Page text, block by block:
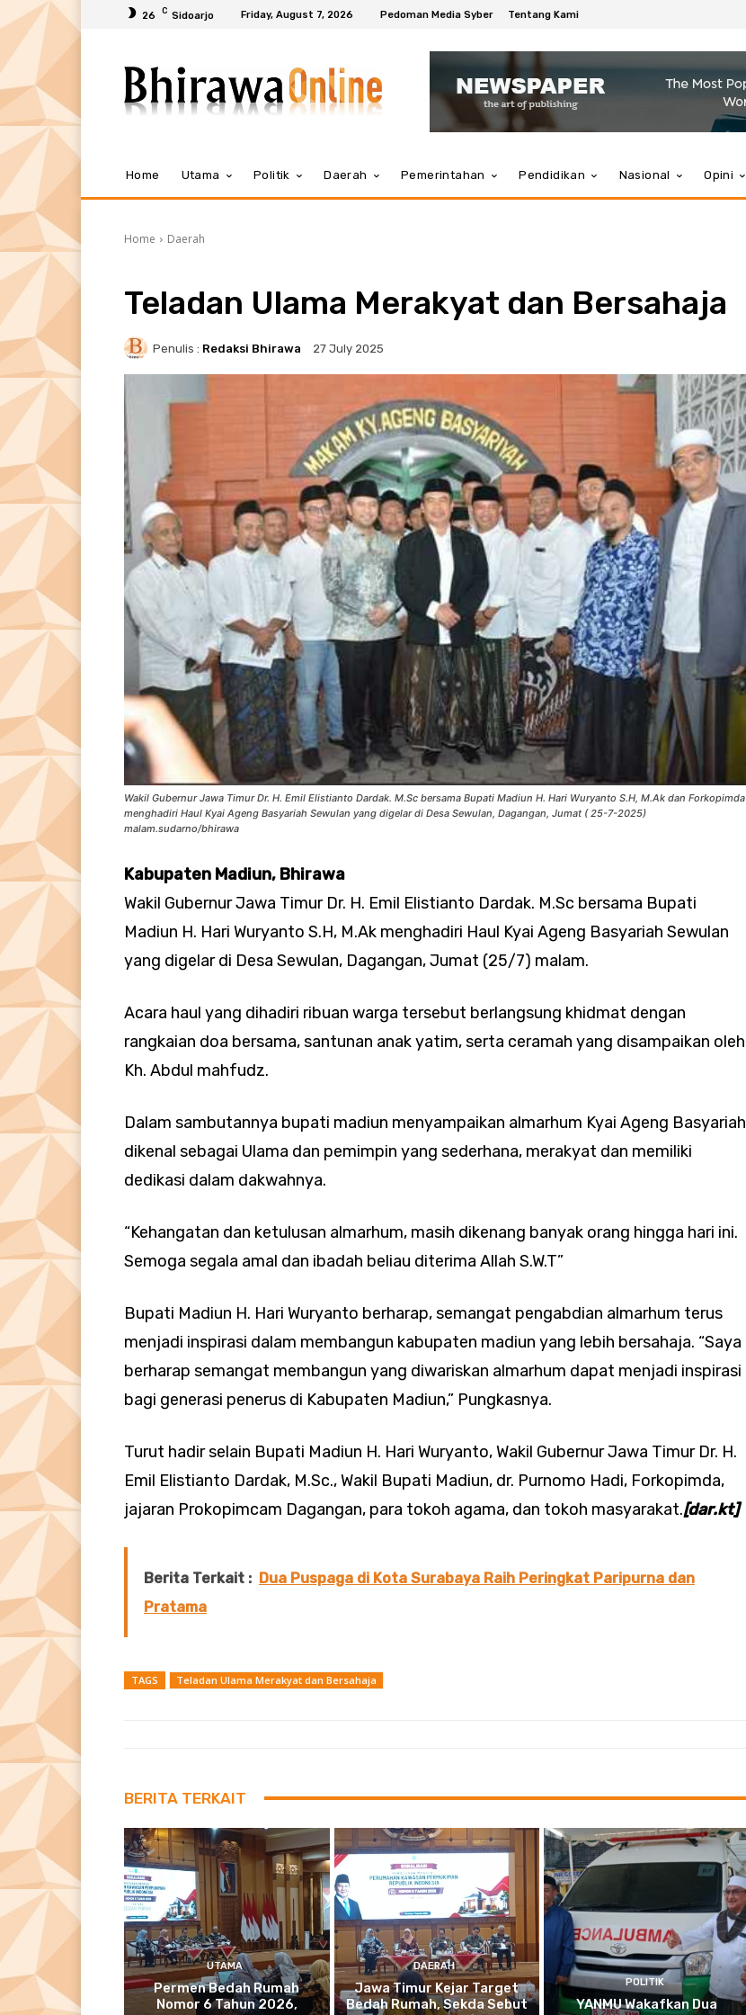
26 C Sidoarjo Friday, August 7, 2026 Pedoman Media Syber Tentang Kami
Home Utama Politik Daerah Pemerintahan Pendidikan Nasional Opini
Home Daerah
Teladan Ulama Merakyat dan Bersahaja
Penulis : Redaksi Bhirawa 27 July 2025
Wakil Gubernur Jawa Timur Dr. H. Emil Elistianto Dardak. M.Sc bersama Bupati Madiun H. Hari Wuryanto S.H, M.Ak dan Forkopimda
menghadiri Haul Kyai Ageng Basyariah Sewulan yang digelar di Desa Sewulan, Dagangan, Jumat ( 25-7-2025)
malam.sudarno/bhirawa
Kabupaten Madiun, Bhirawa
Wakil Gubernur Jawa Timur Dr. H. Emil Elistianto Dardak. M.Sc bersama Bupati
Madiun H. Hari Wuryanto S.H, M.Ak menghadiri Haul Kyai Ageng Basyariah Sewulan
yang digelar di Desa Sewulan, Dagangan, Jumat (25/7) malam.
Acara haul yang dihadiri ribuan warga tersebut berlangsung khidmat dengan
rangkaian doa bersama, santunan anak yatim, serta ceramah yang disampaikan oleh
Kh. Abdul mahfudz.
Dalam sambutannya bupati madiun menyampaikan almarhum Kyai Ageng Basyariah
dikenal sebagai Ulama dan pemimpin yang sederhana, merakyat dan memiliki
dedikasi dalam dakwahnya.
“Kehangatan dan ketulusan almarhum, masih dikenang banyak orang hingga hari ini.
Semoga segala amal dan ibadah beliau diterima Allah S.W.T”
Bupati Madiun H. Hari Wuryanto berharap, semangat pengabdian almarhum terus
menjadi inspirasi dalam membangun kabupaten madiun yang lebih bersahaja. “Saya
berharap semangat membangun yang diwariskan almarhum dapat menjadi inspirasi
bagi generasi penerus di Kabupaten Madiun,” Pungkasnya.
Turut hadir selain Bupati Madiun H. Hari Wuryanto, Wakil Gubernur Jawa Timur Dr. H.
Emil Elistianto Dardak, M.Sc., Wakil Bupati Madiun, dr. Purnomo Hadi, Forkopimda,
jajaran Prokopimcam Dagangan, para tokoh agama, dan tokoh masyarakat.[dar.kt]
Berita Terkait : Dua Puspaga di Kota Surabaya Raih Peringkat Paripurna dan
Pratama
TAGS Teladan Ulama Merakyat dan Bersahaja
BERITA TERKAIT
UTAMA
Permen Bedah Rumah
Nomor 6 Tahun 2026,
DAERAH
Jawa Timur Kejar Target
Bedah Rumah, Sekda Sebut
POLITIK
YANMU Wakafkan Dua